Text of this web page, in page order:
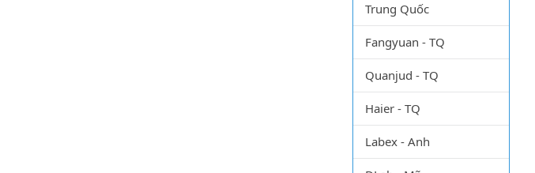
Trung Quốc
Fangyuan - TQ
Quanjud - TQ
Haier - TQ
Labex - Anh